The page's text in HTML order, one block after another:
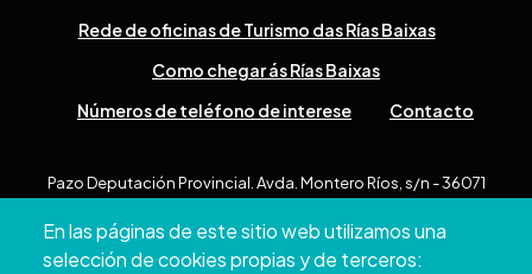
En las páginas de este sitio web utilizamos una
selección de cookies propias y de terceros:
Rede de oficinas de Turismo das Rías Baixas
Como chegar ás Rías Baixas
Números de teléfono de interese
Contacto
Pazo Deputación Provincial. Avda. Montero Ríos, s/n - 36071
+34 986 804 100 | +34 986 804 124